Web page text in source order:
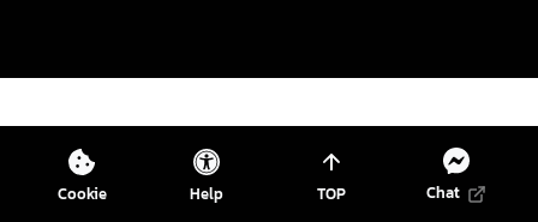
Cookie Help TOP Chat